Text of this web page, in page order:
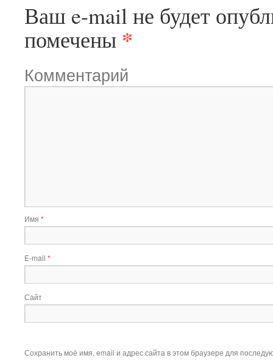
Ваш e-mail не будет
помечены *
Комментарий
Имя *
E-mail *
Сайт
Сохранить моё имя, email и адрес сайта в этом браузере для